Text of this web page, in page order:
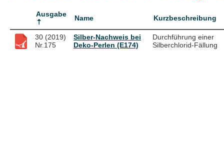
Ausgabe Name Kurzbeschreibung
30 (2019)
Nr.175
Silber-Nachweis bei
Deko-Perlen (E174)
Durchführung einer
Silberchlorid-Fällung